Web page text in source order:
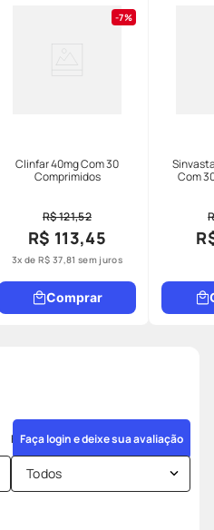
7%
Clinfar 40mg Com 30
Comprimidos
R$ 121,52
R$ 113,45
3x deR$ 37,81 sem juros
Comprar
Com
Faça login e deixe sua avaliação
Todos